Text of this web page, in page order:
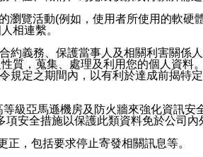
覽活動(例如，使用者所使用的軟硬
相連繫。
義務、保護當事人及相關利害關係
質，蒐集、處理及利用您的個人資料。
定之期間內，以有利於達成前揭特
級亞馬遜機房及防火牆來強化資訊安
安全措施以保護此類資料免於公司內
，包括要求停止寄發相關訊息等。